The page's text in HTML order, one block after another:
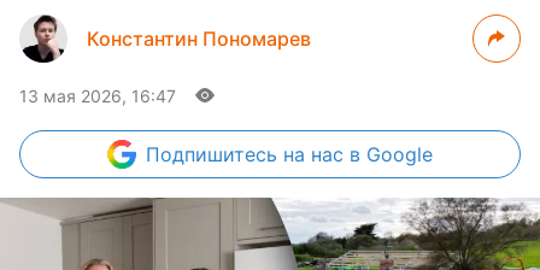
Константин Пономарев
13 мая 2026, 16:47
Подпишитесь на нас в Google